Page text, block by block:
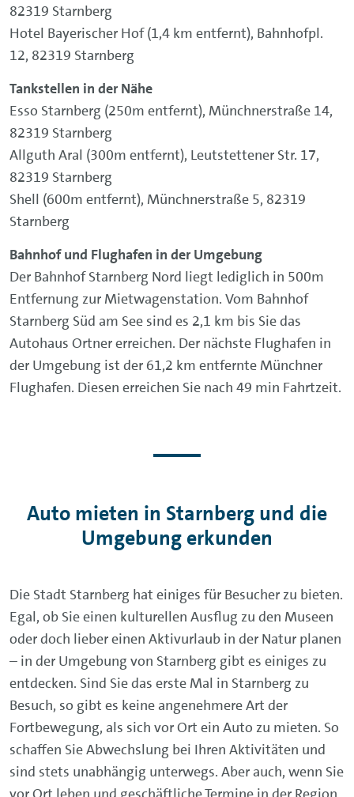
82319 Starnberg
Hotel Bayerischer Hof (1,4 km entfernt), Bahnhofpl.
12, 82319 Starnberg
Tankstellen in der Nähe
Esso Starnberg (250m entfernt), Münchnerstraße 14,
82319 Starnberg
Allguth Aral (300m entfernt), Leutstettener Str. 17,
82319 Starnberg
Shell (600m entfernt), Münchnerstraße 5, 82319
Starnberg
Bahnhof und Flughafen in der Umgebung
Der Bahnhof Starnberg Nord liegt lediglich in 500m
Entfernung zur Mietwagenstation. Vom Bahnhof
Starnberg Süd am See sind es 2,1 km bis Sie das
Autohaus Ortner erreichen. Der nächste Flughafen in
der Umgebung ist der 61,2 km entfernte Münchner
Flughafen. Diesen erreichen Sie nach 49 min Fahrtzeit.
Auto mieten in Starnberg und die
Umgebung erkunden
Die Stadt Starnberg hat einiges für Besucher zu bieten.
Egal, ob Sie einen kulturellen Ausflug zu den Museen
oder doch lieber einen Aktivurlaub in der Natur planen
– in der Umgebung von Starnberg gibt es einiges zu
entdecken. Sind Sie das erste Mal in Starnberg zu
Besuch, so gibt es keine angenehmere Art der
Fortbewegung, als sich vor Ort ein Auto zu mieten. So
schaffen Sie Abwechslung bei Ihren Aktivitäten und
sind stets unabhängig unterwegs. Aber auch, wenn Sie